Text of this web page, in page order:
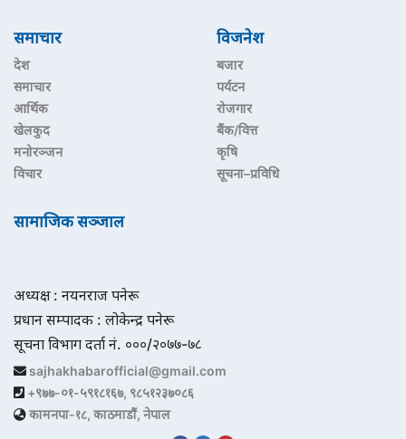
समाचार
देश
समाचार
आर्थिक
खेलकुद
मनोरञ्जन
विचार
विजनेश
बजार
पर्यटन
रोजगार
बैंक/वित्त
कृषि
सूचना–प्रविधि
सामाजिक सञ्जाल
अध्यक्ष : नयनराज पनेरू
प्रधान सम्पादक : लोकेन्द्र पनेरू
सूचना विभाग दर्ता नं. ०००/२०७७-७८
sajhakhabarofficial@gmail.com
+९७७-०१-५९१८१६७, ९८५१२३७०८६
कामनपा-१८, काठमाडौं, नेपाल